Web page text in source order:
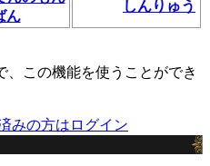
ん
しんりゅう
、この機能を使うことができ
みの方はログイン